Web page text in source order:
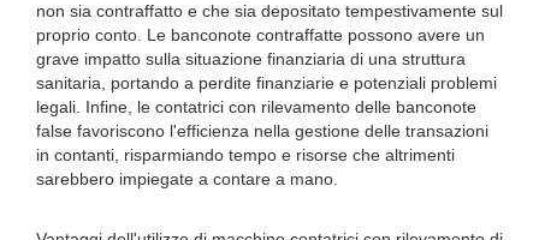
non sia contraffatto e che sia depositato tempestivamente sul
proprio conto. Le banconote contraffatte possono avere un
grave impatto sulla situazione finanziaria di una struttura
sanitaria, portando a perdite finanziarie e potenziali problemi
legali. Infine, le contatrici con rilevamento delle banconote
false favoriscono l'efficienza nella gestione delle transazioni
in contanti, risparmiando tempo e risorse che altrimenti
sarebbero impiegate a contare a mano.